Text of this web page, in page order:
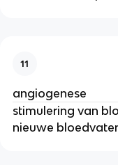
11
angiogenese
stimulering van
nieuwe